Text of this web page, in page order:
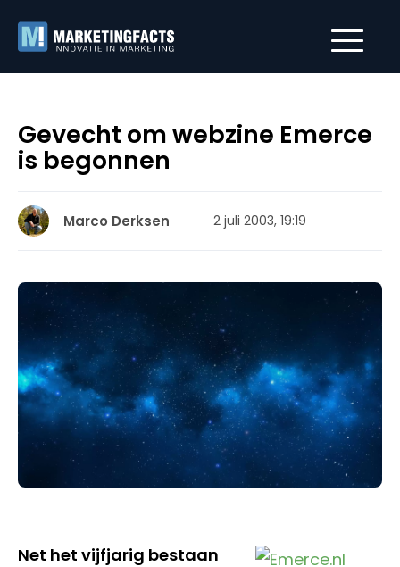
Gevecht om webzine Emerce
is begonnen
Marco Derksen 2 juli 2003, 19:19
Net het vijfjarig bestaan